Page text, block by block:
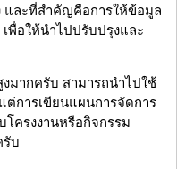
และที่สำคัญคือการให้ข้อมูล
เพื่อให้นำไปปรับปรุงและ
มากครับ สามารถนำไปใช้
ต่การเขียนแผนการจัดการ
โครงงานหรือกิจกรรม
รับ